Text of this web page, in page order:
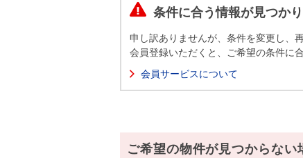
条件に合う情報が見つかり
申し訳ありませんが、条件を変更し、
会員登録いただくと、ご希望の条件に
会員サービスについて
ご希望の物件が見つからない